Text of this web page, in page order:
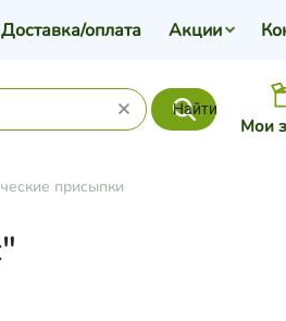
Найти
Мои
Доставка/оплата Акции
присыпки